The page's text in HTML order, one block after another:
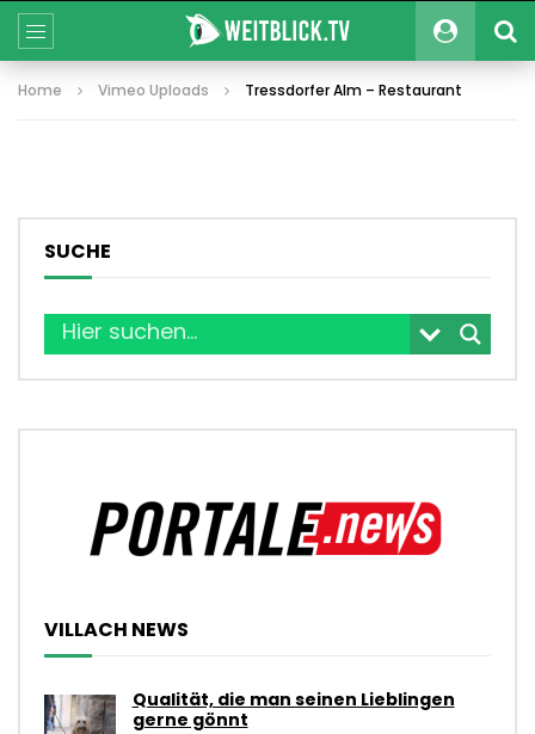
Home Vimeo Uploads Tressdorfer Alm – Restaurant
SUCHE
VILLACH NEWS
Qualität, die man seinen Lieblingen
gerne gönnt